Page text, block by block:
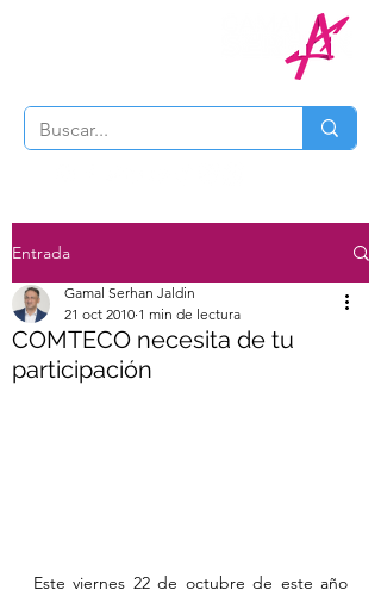
Entrada
COMTECO necesita de tu
participación
Gamal Serhan Jaldin
21 oct 2010 1 min de lectura
Este viernes 22 de octubre de este año